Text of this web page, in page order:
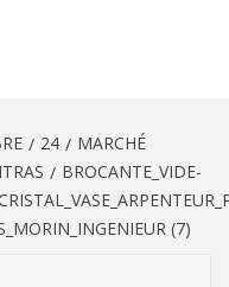
24
MARCHÉ
BROCANTE_VIDE-
(7)